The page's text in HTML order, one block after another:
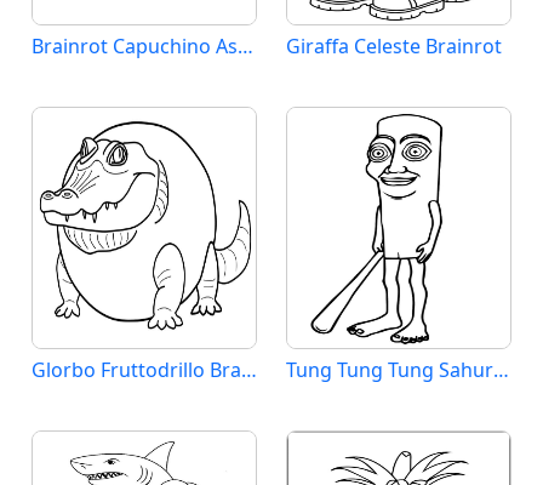
Brainrot Capuchino Assassino Giraffa Celeste Brainrot
Glorbo Fruttodrillo Brainrot Tung Tung Tung Sahur Brainrot